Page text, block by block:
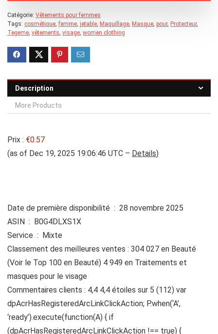
Catégorie: Vêtements pour femmes
Tags: cosmétique ,femme jetable Maquillage Masque pour, Protecteur,
Tegeme vêtements visage women clothing
Description
More Products
Prix : €0.57
(as of Dec 19, 2025 19:06:46 UTC – Details)
Date de première disponibilité ‏ : ‎ 28 novembre 2025
ASIN ‏ : ‎ B0G4DLXS1X
Service ‏ : ‎ Mixte
Classement des meilleures ventes : 304 027 en Beauté
(Voir le Top 100 en Beauté) 4 949 en Traitements et
masques pour le visage
Commentaires clients : 4,4 4,4 étoiles sur 5 (112) var
dpAcrHasRegisteredArcLinkClickAction; P.when(‘A’,
‘ready’).execute(function(A) { if
(dpAcrHasRegisteredArcLinkClickAction !== true) {